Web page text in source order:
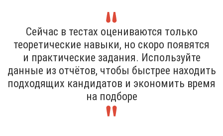
Сейчас в тестах оцениваются только
теоретические навыки, но скоро появятся
и практические задания. Используйте
данные из отчётов, чтобы быстрее находить
подходящих кандидатов и экономить время
на подборе